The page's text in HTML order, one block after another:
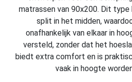
matrassen van 90x200. Dit
split in het midden,
onafhankelijk van elkaar in
versteld, zonder dat het
biedt extra comfort en is
vaak in hoogte